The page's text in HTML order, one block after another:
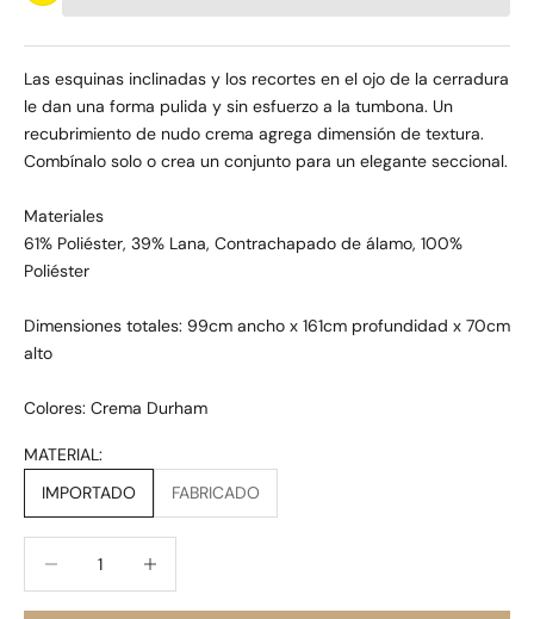
Las esquinas inclinadas y los recortes en el ojo de la cerradura
le dan una forma pulida y sin esfuerzo a la tumbona. Un
recubrimiento de nudo crema agrega dimensión de textura.
Combínalo solo o crea un conjunto para un elegante seccional.
Materiales
61% Poliéster, 39% Lana, Contrachapado de álamo, 100%
Poliéster
Dimensiones totales: 99cm ancho x 161cm profundidad x 70cm
alto
Colores: Crema Durham
MATERIAL:
IMPORTADO
FABRICADO